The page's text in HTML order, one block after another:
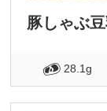
豚しゃぶ
28.1g